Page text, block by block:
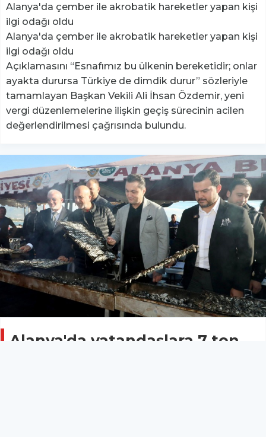
Alanya'da çember ile akrobatik hareketler yapan kişi
ilgi odağı oldu
Alanya'da çember ile akrobatik hareketler yapan kişi
ilgi odağı oldu
Açıklamasını “Esnafımız bu ülkenin bereketidir; onlar
ayakta durursa Türkiye de dimdik durur” sözleriyle
tamamlayan Başkan Vekili Ali İhsan Özdemir, yeni
vergi düzenlemelerine ilişkin geçiş sürecinin acilen
değerlendirilmesi çağrısında bulundu.
Alanya'da vatandaşlara 7 ton